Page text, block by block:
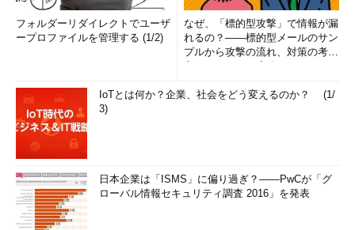
フォルダーリダイレクトでユーザ
ープロファイルを管理する (1/2)
なぜ、「標的型攻撃」で情報が漏
れるの？――標的型メールのサン
プルから攻撃の流れ、対策の考え
IoTとは何か？企業、社会をどう変えるのか？ (1/
3)
日本企業は「ISMS」に偏り過ぎ？――PwCが「グ
ローバル情報セキュリティ調査 2016」を発表